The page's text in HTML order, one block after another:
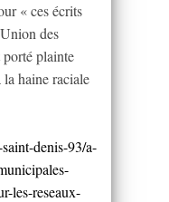
« ces écrits
des
plainte
haine raciale
denis-93/a-
les-reseaux-